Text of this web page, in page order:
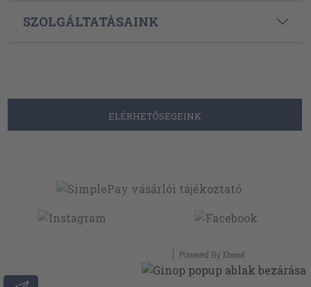
SZOLGÁLTATÁSAINK
ELÉRHETŐSÉGEINK
Powered By Ebond